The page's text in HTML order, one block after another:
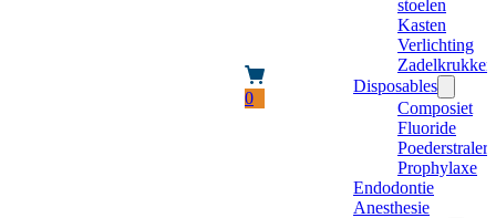
0
stoelen
Kasten
Verlichting
Zadelkrukken
Disposables
Composiet
Fluoride
Poederstraler
Prophylaxe
Endodontie
Anesthesie